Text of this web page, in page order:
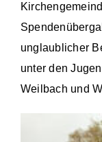
Einsätze
unglaublicher
unter den
Weilbach und